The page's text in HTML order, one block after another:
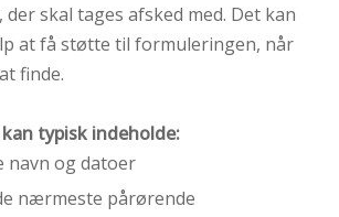
skal tages afsked med. Det kan
at få støtte til formuleringen, når
finde.
typisk indeholde:
navn og datoer
nærmeste pårørende